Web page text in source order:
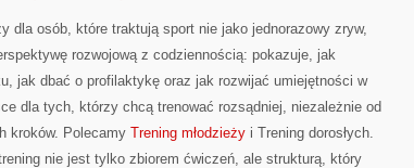
dla osób, które traktują sport nie jako jednorazowy zryw,
rozwojową z codziennością: pokazuje, jak
jak dbać o profilaktykę oraz jak rozwijać umiejętności w
dla tych, którzy chcą trenować rozsądniej, niezależnie od
kroków. Polecamy Trening młodzieży i Trening dorosłych.
nie jest tylko zbiorem ćwiczeń, ale strukturą, który